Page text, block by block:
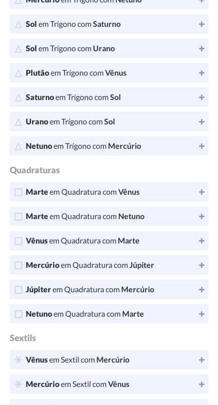
Sol em Trígono comSaturno
Sol em Trígono com Urano
Plutãoem Trígono comVênus
Saturnoem Trígono comSol
Uranoem Trígono comSol
Netunoem Trígono com Mercúrio
Quadraturas
Marteem Quadratura comVênus
Marteem Quadratura com Netuno
Vênusem Quadratura com Marte
Mercúrioem Quadratura comJúpiter
Júpiterem Quadratura com Mercúrio
Netunoem Quadratura com Marte
Sextils
Vênusem Sextil com Mercúrio
Mercúrioem Sextil comVênus